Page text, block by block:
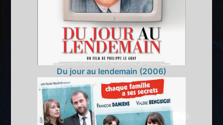
Du jour au lendemain (2006)